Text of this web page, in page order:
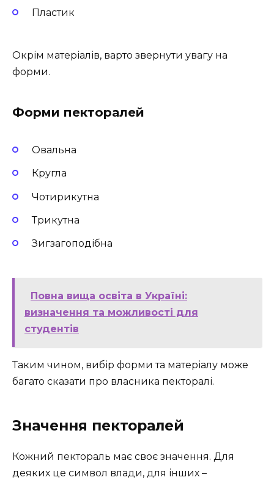
Пластик
Окрім матеріалів, варто звернути увагу на
форми.
Форми пекторалей
Овальна
Кругла
Чотирикутна
Трикутна
Зигзагоподібна
Повна вища освіта в Україні:
визначення та можливості для
студентів
Таким чином, вибір форми та матеріалу може
багато сказати про власника пекторалі.
Значення пекторалей
Кожний пектораль має своє значення. Для
деяких це символ влади, для інших –